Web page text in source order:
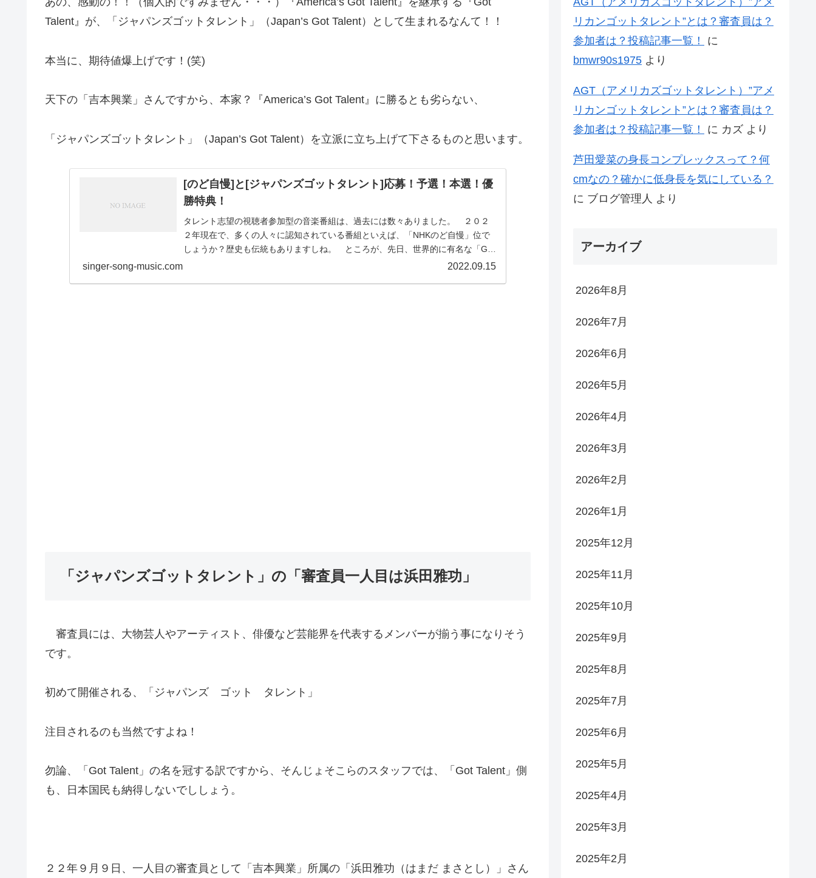
Talent』が、「ジャパンズゴットタレント」（Japan’s Got Talent）
として生まれるなんて！！
本当に、期待値爆上げです！(笑)
天下の「吉本興業」さんですから、本家？『America’s Got Talent』に勝るとも劣らない、
「ジャパンズゴットタレント」（Japan’s Got Talent）を立派に立ち上げて下さるものと思います。
[のど自慢]と[ジャパンズゴットタレント]応募！予選！本選！優
勝特典！
タレント志望の視聴者参加型の音楽番組は、過去には数々ありました。 ２０２
２年現在で、多くの人々に認知されている番組といえば、「NHKのど自慢」位で
しょうか？歴史も伝統もありますしね。 ところが、先日、世界的に有名な「Got
singer-song-music.com 2022.09.15
「ジャパンズゴットタレント」の「審査員一人目は浜田雅功」
審査員には、大物芸人やアーティスト、 俳優など芸能界を代表するメンバーが揃う事になりそう
です。
初めて開催される、「ジャパンズ ゴット タレント」
注目されるのも当然ですよね！
勿論、「Got Talent」の名を冠する訳ですから、 そんじょそこらのスタッフでは、「Got Talent」側
も、日本国民も納得しないでししょう。
２２年９月９日、一人目の審査員として「吉本興業」所属の「浜田雅功（ はまだ まさとし）」さん
リカンゴットタレント”とは？審査員は？
参加者は？投稿記事一覧！
に
bmwr90s1975 より
AGT（アメリカズゴットタレント）”アメ
リカンゴットタレント”とは？審査員は？
参加者は？投稿記事一覧！
に カズ より
芦田愛菜の身長コンプレックスって？何
cmなの？確かに低身長を気にしている？
に ブログ管理人 より
アーカイブ
2026年8月
2026年7月
2026年6月
2026年5月
2026年4月
2026年3月
2026年2月
2026年1月
2025年12月
2025年11月
2025年10月
2025年9月
2025年8月
2025年7月
2025年6月
2025年5月
2025年4月
2025年3月
2025年2月